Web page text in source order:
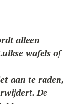
alleen
wafels of
aan te raden,
De